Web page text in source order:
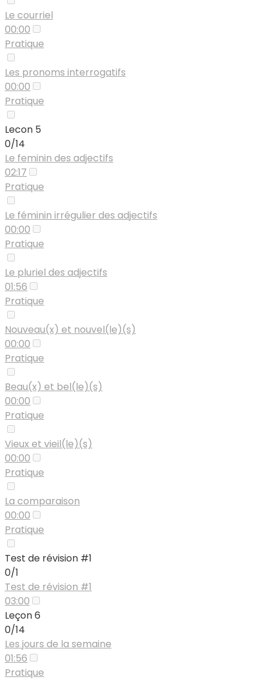
Le courriel
00:00
Pratique
Les pronoms interrogatifs
00:00
Pratique
Lecon 5
0/14
Le feminin des adjectifs
02:17
Pratique
Le féminin irrégulier des adjectifs
00:00
Pratique
Le pluriel des adjectifs
01:56
Pratique
Nouveau(x) et nouvel(le)(s)
00:00
Pratique
Beau(x) et bel(le)(s)
00:00
Pratique
Vieux et vieil(le)(s)
00:00
Pratique
La comparaison
00:00
Pratique
Test de révision #1
0/1
Test de révision #1
03:00
Leçon 6
0/14
Les jours de la semaine
01:56
Pratique